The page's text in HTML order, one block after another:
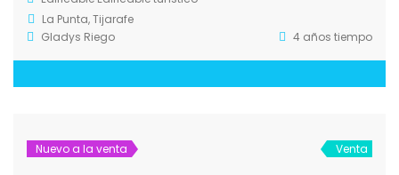
La Punta, Tijarafe
Gladys Riego
4 años tiempo
Nuevo a la venta Venta